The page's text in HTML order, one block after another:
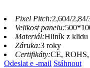
Pixel Pitch:2,604/
Velikost panelu:
Materiál:Hliník z klidu
Záruka:3 roky
Certifikáty:CE,
Odeslat e -mail Stáhnout